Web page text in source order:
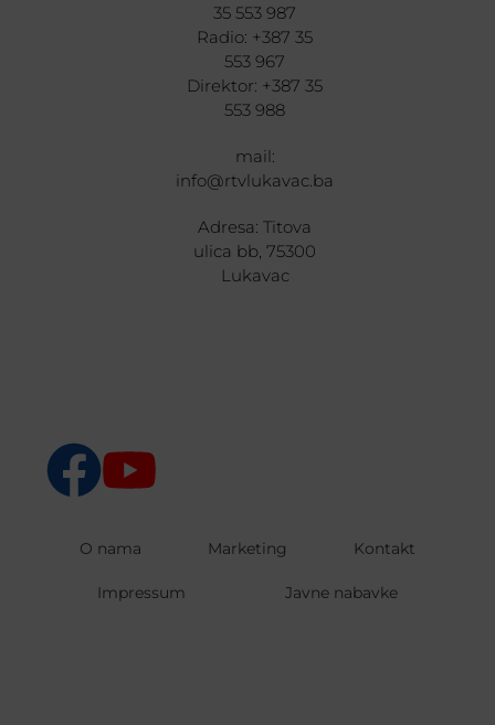
35 553 987
Radio: +387 35
553 967
Direktor: +387 35
553 988
mail:
info@rtvlukavac.ba
Adresa: Titova
ulica bb, 75300
Lukavac
O nama Marketing Kontakt
Impressum Javne nabavke